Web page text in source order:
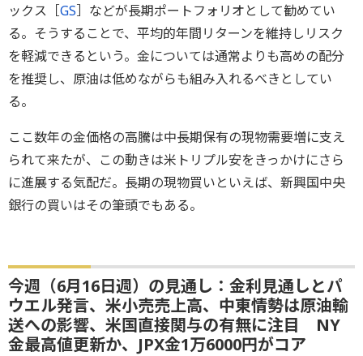
ックス［GS］などが長期ポートフォリオとして勧めてい
る。そうすることで、平均的年間リターンを維持しリスク
を軽減できるという。金については通常よりも高めの配分
を推奨し、原油は低めながらも組み入れるべきとしてい
る。
ここ数年の金価格の高騰は中長期保有の現物需要増に支え
られて来たが、この動きは米トリプル安をきっかけにさら
に進展する気配だ。長期の現物買いといえば、新興国中央
銀行の買いはその筆頭でもある。
今週（6月16日週）の見通し：金利見通しとパ
ウエル発言、米小売売上高、中東情勢は原油輸
送への影響、米国直接関与の有無に注目 NY
金最高値更新か、JPX金1万6000円がコア